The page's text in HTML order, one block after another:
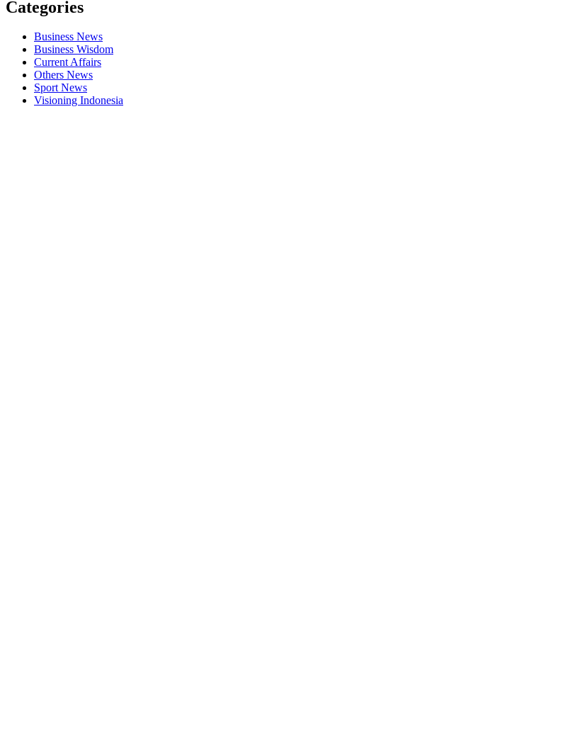
Categories
Business News
Business Wisdom
Current Affairs
Others News
Sport News
Visioning Indonesia